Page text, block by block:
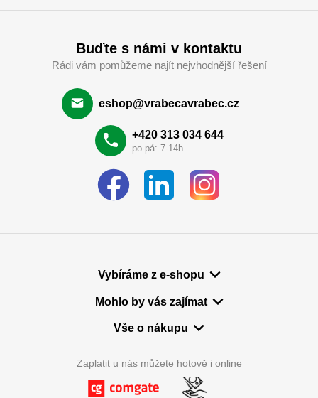
Buďte s námi v kontaktu
Rádi vám pomůžeme najít nejvhodnější řešení
eshop@vrabecavrabec.cz
+420 313 034 644
po-pá: 7-14h
Vybíráme z e-shopu
Mohlo by vás zajímat
Vše o nákupu
Zaplatit u nás můžete hotově i online